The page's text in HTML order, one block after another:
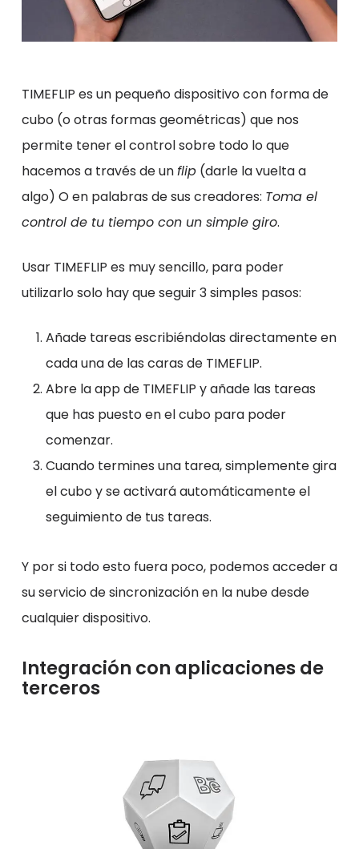
TIMEFLIP es un pequeño dispositivo con forma de
cubo (o otras formas geométricas) que nos
permite tener el control sobre todo lo que
hacemos a través de unflip(darle la vuelta a
algo) O en palabras de sus creadores: Toma el
control de tu tiempo con un simple giro.
Usar TIMEFLIP es muy sencillo, para poder
utilizarlo solo hay que seguir 3 simples pasos:
Añade tareas escribiéndolas directamente en
cada una de las caras de TIMEFLIP.
Abre la app de TIMEFLIP y añade las tareas
que has puesto en el cubo para poder
comenzar.
Cuando termines una tarea, simplemente gira
el cubo y se activará automáticamente el
seguimiento de tus tareas.
Y por si todo esto fuera poco, podemos acceder a
su servicio de sincronización en la nube desde
cualquier dispositivo.
Integración con aplicaciones de
terceros